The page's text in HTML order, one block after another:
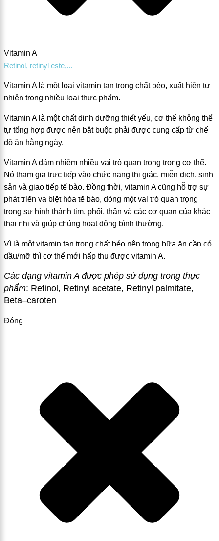
Vitamin A
Retinol, retinyl este,...
Vitamin A là một loại vitamin tan trong chất béo, xuất hiện tự
nhiên trong nhiều loại thực phẩm.
Vitamin A là một chất dinh dưỡng thiết yếu, cơ thể không thể
tự tổng hợp được nên bắt buộc phải được cung cấp từ chế
độ ăn hằng ngày.
Vitamin A đảm nhiệm nhiều vai trò quan trọng trong cơ thể.
Nó tham gia trực tiếp vào chức năng thị giác, miễn dịch, sinh
sản và giao tiếp tế bào. Đồng thời, vitamin A cũng hỗ trợ sự
phát triển và biệt hóa tế bào, đóng một vai trò quan trọng
trong sự hình thành tim, phổi, thận và các cơ quan của khác
thai nhi và giúp chúng hoạt động bình thường.
Vì là một vitamin tan trong chất béo nên trong bữa ăn cần có
dầu/mỡ thì cơ thể mới hấp thu được vitamin A.
Các dạng vitamin A được phép sử dụng trong thực
phẩm: Retinol, Retinyl acetate, Retinyl palmitate,
Beta–caroten
Đóng